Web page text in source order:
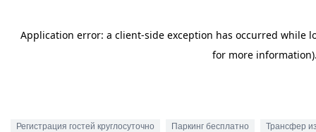
Регистрация гостей круглосуточно Паркинг бесплатно Трансфер